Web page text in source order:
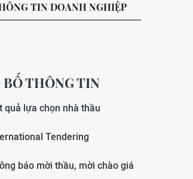
TIN DOANH NGHIỆP
BỐ THÔNG TIN
quả lựa chọn nhà thầu
Tendering
báo mời thầu, mời chào giá